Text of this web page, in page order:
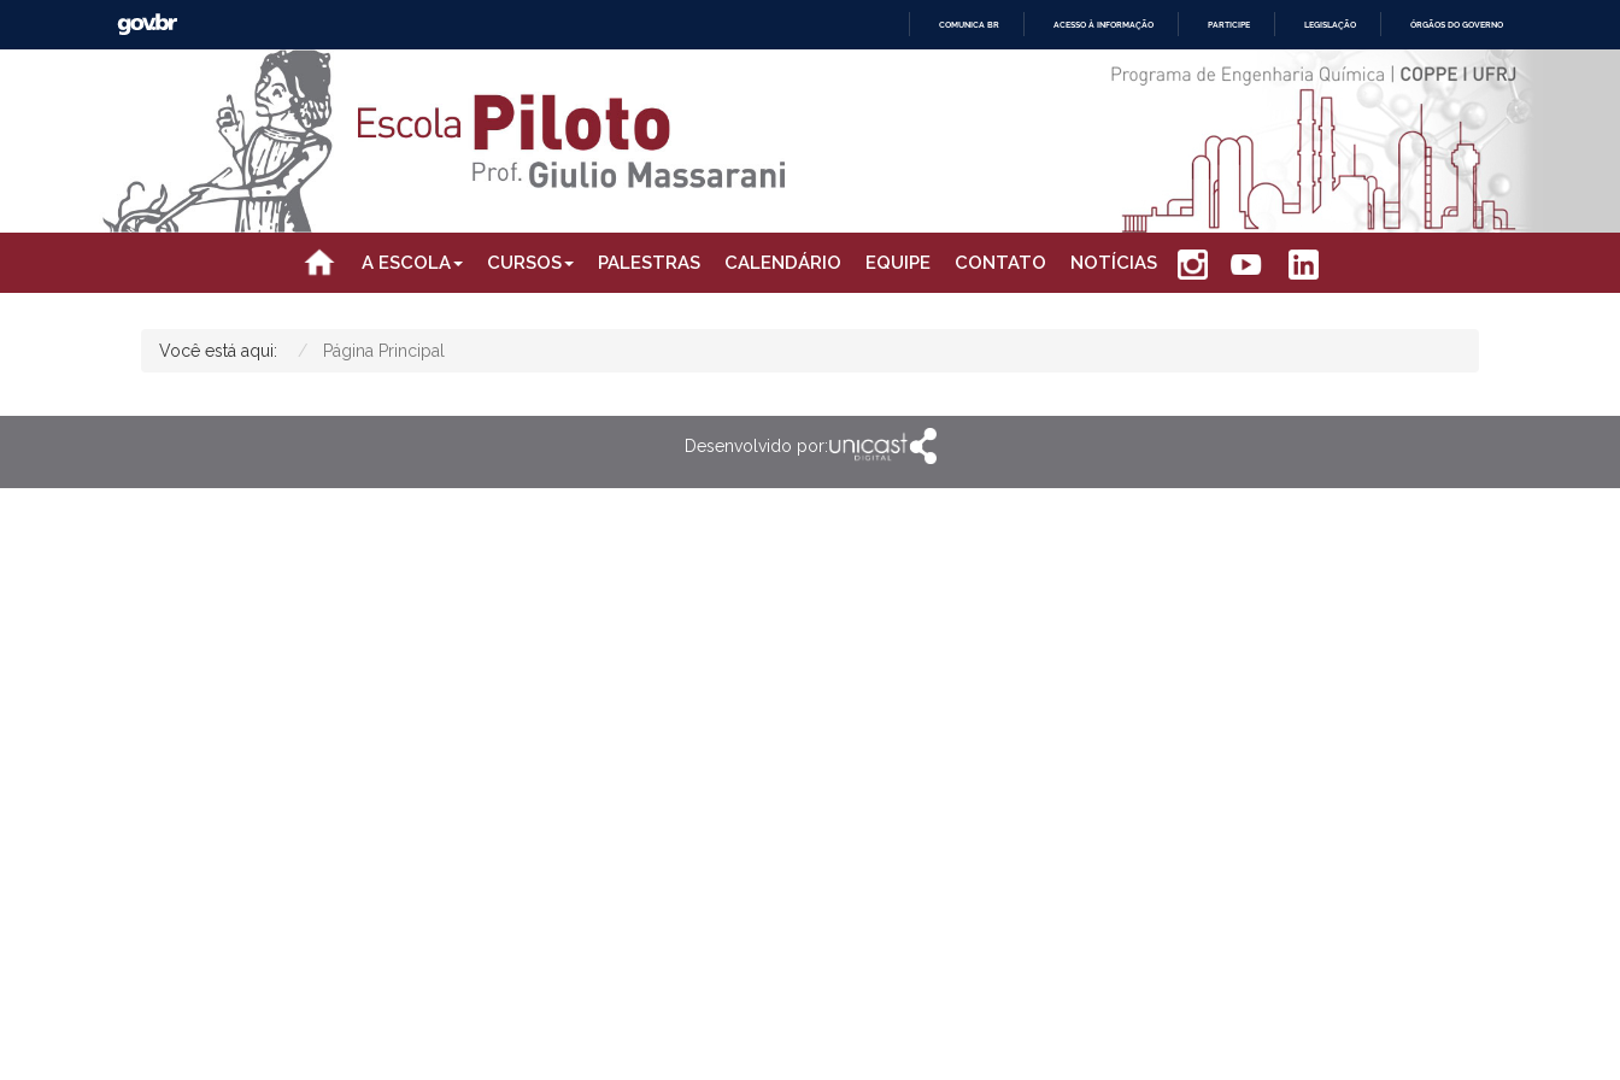
COMUNICA BR ACESSO À INFORMAÇÃO PARTICIPE LEGISLAÇÃO ÓRGÃOS DO GOVERNO
A ESCOLA CURSOS PALESTRAS CALENDÁRIO EQUIPE CONTATO NOTÍCIAS
Você está aqui: Página Principal
Desenvolvido por: